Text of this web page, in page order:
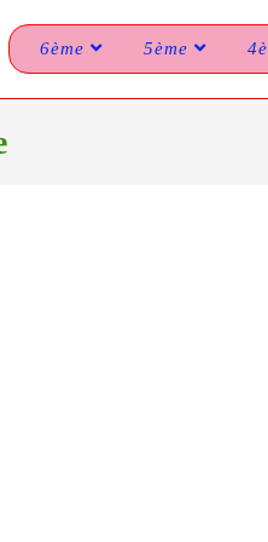
6ème 5ème